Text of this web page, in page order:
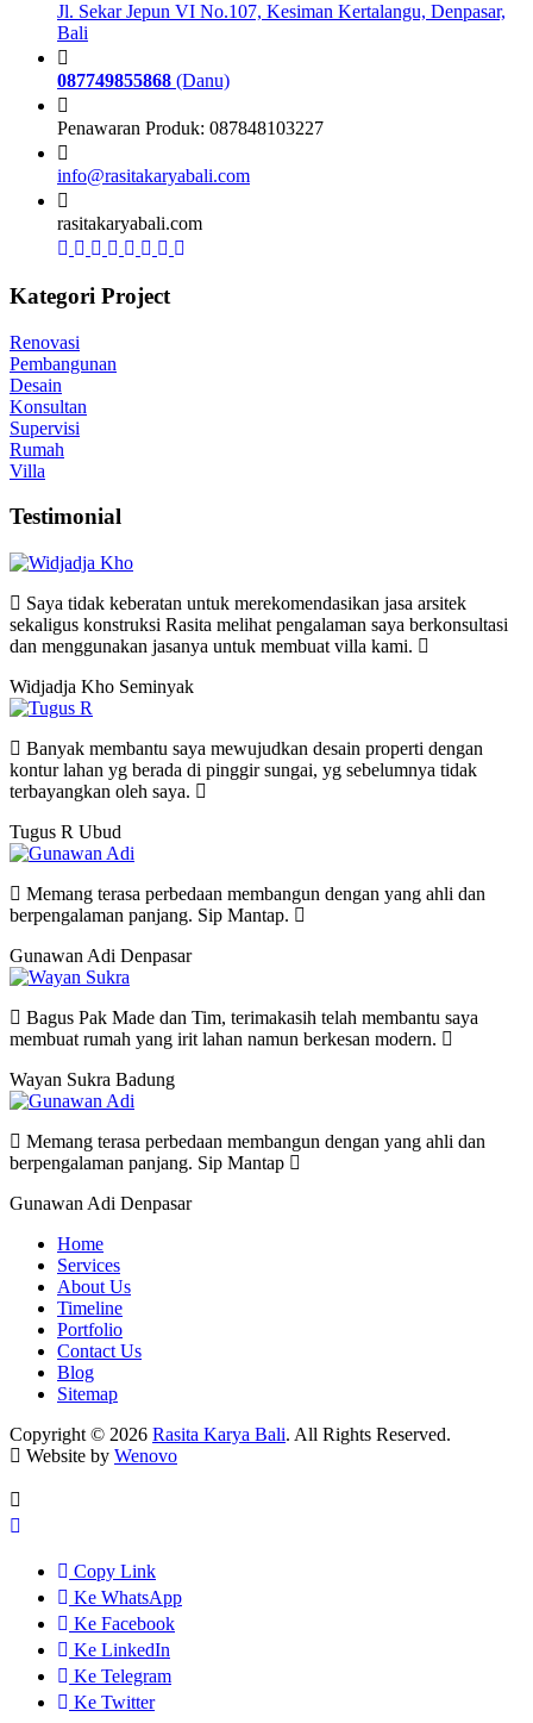
Jl. Sekar Jepun VI No.107, Kesiman Kertalangu, Denpasar,
Bali
087749855868 (Danu)
Penawaran Produk: 087848103227
info@rasitakaryabali.com
rasitakaryabali.com
Kategori Project
Renovasi
Pembangunan
Desain
Konsultan
Supervisi
Rumah
Villa
Testimonial
Saya tidak keberatan untuk merekomendasikan jasa arsitek
sekaligus konstruksi Rasita melihat pengalaman saya berkonsultasi
dan menggunakan jasanya untuk membuat villa kami.
Widjadja Kho Seminyak
Banyak membantu saya mewujudkan desain properti dengan
kontur lahan yg berada di pinggir sungai, yg sebelumnya tidak
terbayangkan oleh saya.
Tugus R Ubud
Memang terasa perbedaan membangun dengan yang ahli dan
berpengalaman panjang. Sip Mantap.
Gunawan Adi Denpasar
Bagus Pak Made dan Tim, terimakasih telah membantu saya
membuat rumah yang irit lahan namun berkesan modern.
Wayan Sukra Badung
Memang terasa perbedaan membangun dengan yang ahli dan
berpengalaman panjang. Sip Mantap
Gunawan Adi Denpasar
Home
Services
About Us
Timeline
Portfolio
Contact Us
Blog
Sitemap
Copyright © 2026 Rasita Karya Bali. All Rights Reserved.
Website by Wenovo
Copy Link
Ke WhatsApp
Ke Facebook
Ke LinkedIn
Ke Telegram
Ke Twitter